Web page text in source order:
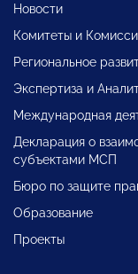
Новости
Комитеты и
Региональное
Экспертиза и
Международная
Декларация о
субъектами МСП
Бюро по защите
Образование
Проекты